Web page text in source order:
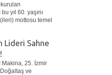
kurulan
yıl 60. yaşını
mottosu temel
Lideri Sahne
Makina, 25. İzmir
ve